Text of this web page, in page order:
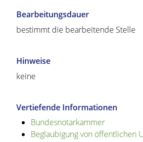
Bearbeitungsdauer
bestimmt die bearbeitende Stelle
Hinweise
keine
Vertiefende Informationen
Bundesnotarkammer
Beglaubigung von öffentlichen